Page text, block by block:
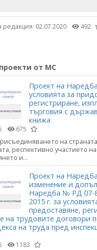
редакция: 02.07.2020 492
от МС
Проект на
условията за
регистриране,
търговия с
книжа
675
на
респективно участието
и...
Проект на
изменение и
Наредба № РД 07-
2015 г. за
предоставяне,
на трудовите договори
на труда пред
1183